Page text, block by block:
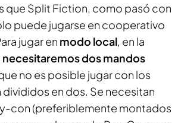
que Split Fiction, como pasó con
puede jugarse en cooperativo
jugar en modo local, en la
necesitaremos dos mandos
no es posible jugar con los
en dos. Se necesitan
con (preferiblemente montados